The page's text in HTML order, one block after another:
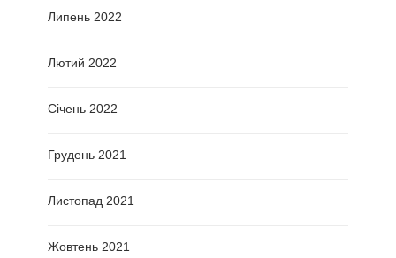
Липень 2022
Лютий 2022
Січень 2022
Грудень 2021
Листопад 2021
Жовтень 2021